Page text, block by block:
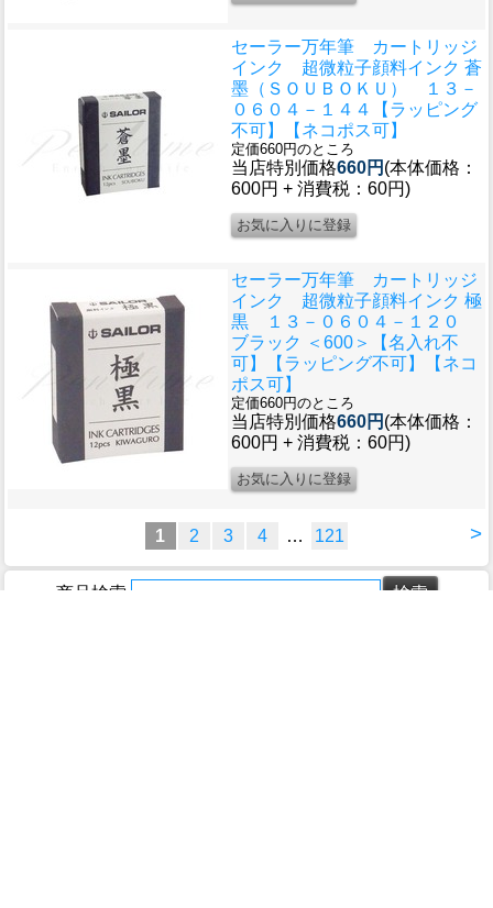
セーラー万年筆 カートリッジ
インク 超微粒子顔料インク 蒼
墨（ＳＯＵＢＯＫＵ） １３－
０６０４－１４４【ラッピング
不可】【ネコポス可】
定価660円のところ
当店特別価格660円 (本体価格：
600円 + 消費税：60円)
セーラー万年筆 カートリッジ
インク 超微粒子顔料インク 極
黒 １３－０６０４－１２０
ブラック ＜600＞【名入れ不
可】【ラッピング不可】【ネコ
ポス可】
定価660円のところ
当店特別価格660円 (本体価格：
600円 + 消費税：60円)
>
1 2 3 4 … 121
商品検索